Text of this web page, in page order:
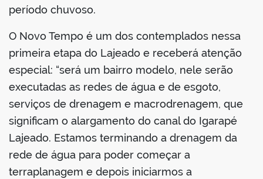
período chuvoso.
O Novo Tempo é um dos contemplados nessa
primeira etapa do Lajeado e receberá atenção
especial: “será um bairro modelo, nele serão
executadas as redes de água e de esgoto,
serviços de drenagem e macrodrenagem, que
significam o alargamento do canal do Igarapé
Lajeado. Estamos terminando a drenagem da
rede de água para poder começar a
terraplanagem e depois iniciarmos a